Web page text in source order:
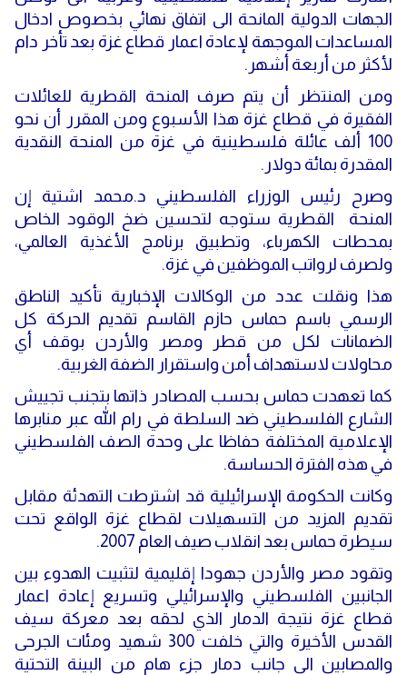
الجهات الدولية المانحة الى اتفاق نهائي بخصوص ادخال
المساعدات الموجهة لإعادة اعمار قطاع غزة بعد تأخر دام
لأكثر من أربعة أشهر.
ومن المنتظر أن يتم صرف المنحة القطرية للعائلات
الفقيرة في قطاع غزة هذا الأسبوع ومن المقرر أن نحو
100 ألف عائلة فلسطينية في غزة من المنحة النقدية
المقدرة بمائة دولار.
وصرح رئيس الوزراء الفلسطيني د.محمد اشتية إن
المنحة القطرية ستوجه لتحسين ضخ الوقود الخاص
بمحطات الكهرباء، وتطبيق برنامج الأغذية العالمي،
ولصرف لرواتب الموظفين في غزة.
هذا ونقلت عدد من الوكالات الإخبارية تأكيد الناطق
الرسمي باسم حماس حازم القاسم تقديم الحركة كل
الضمانات لكل من قطر ومصر والأردن بوقف أي
محاولات لاستهداف أمن واستقرار الضفة الغربية.
كما تعهدت حماس بحسب المصادر ذاتها بتجنب تجييش
الشارع الفلسطيني ضد السلطة في رام الله عبر منابرها
الإعلامية المختلفة حفاظا على وحدة الصف الفلسطيني
في هذه الفترة الحساسة.
وكانت الحكومة الإسرائيلية قد اشترطت التهدئة مقابل
تقديم المزيد من التسهيلات لقطاع غزة الواقع تحت
سيطرة حماس بعد انقلاب صيف العام 2007.
وتقود مصر والأردن جهودا إقليمية لتثبيت الهدوء بين
الجانبين الفلسطيني والإسرائيلي وتسريع إعادة اعمار
قطاع غزة نتيجة الدمار الذي لحقه بعد معركة سيف
القدس الأخيرة والتي خلفت 300 شهيد ومئات الجرحى
والمصابين الى جانب دمار جزء هام من البينة التحتية